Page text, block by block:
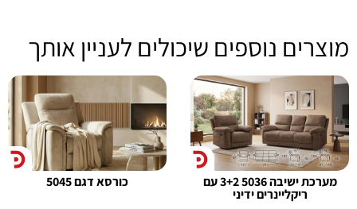
מוצרים נוספים שיכולים לעניין אותך
מערכת ישיבה 5036 3+2 עם
ריקליינרים ידיני
כורסא דגם 5045